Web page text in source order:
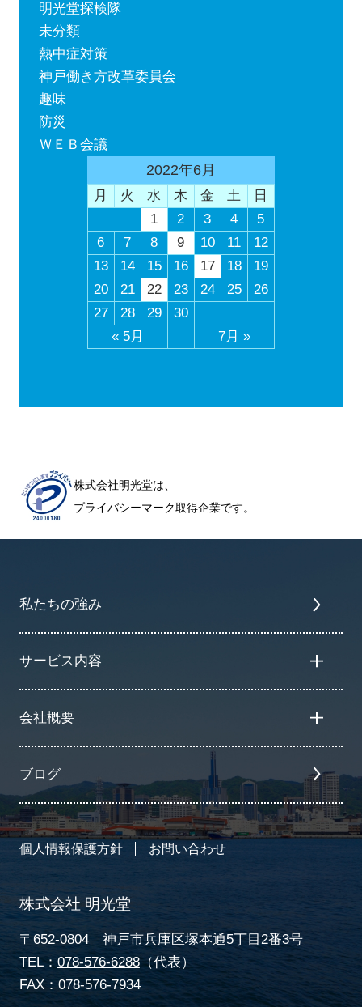
明光堂探検隊
未分類
熱中症対策
神戸働き方改革委員会
趣味
防災
ＷＥＢ会議
2022年6月
月 火 水 木 金 土 日
« 5月 7月 »
1 2 3 4
5
6
7 8 9 10 11
12
13
14 15 16 17 18
19
20
21 22 23 24 25
26
27
28 29 30
株式会社明光堂は、
プライバシーマーク取得企業です。
私たちの強み
サービス内容
会社概要
ブログ
個人情報保護方針 お問い合わせ
株式会社 明光堂
〒652-0804 神戸市兵庫区塚本通5丁目2番3号
TEL： 078-576-6288（代表）
FAX：078-576-7934